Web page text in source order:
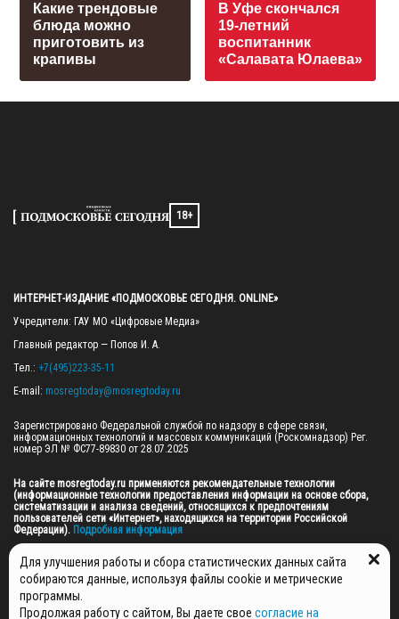
Какие трендовые
блюда можно
приготовить из
крапивы
В Уфе скончался
19-летний
воспитанник
«Салавата Юлаева»
18+
ИНТЕРНЕТ-ИЗДАНИЕ «ПОДМОСКОВЬЕ СЕГОДНЯ. ONLINE»
Учредители: ГАУ МО «Цифровые Медиа»
Главный редактор — Попов И. А.
Тел.: +7(495)223-35-11
E-mail: mosregtoday@mosregtoday.ru
Зарегистрировано Федеральной службой по надзору в сфере связи,
информационных технологий и массовых коммуникаций (Роскомнадзор) Рег.
номер ЭЛ № ФС77-89830 от 28.07.2025
На сайте mosregtoday.ru применяются рекомендательные технологии
(информационные технологии предоставления информации на основе сбора,
систематизации и анализа сведений, относящихся к предпочтениям
пользователей сети «Интернет», находящихся на территории Российской
Федерации). Подробная информация
© 2026 ПРАВА НА ВСЕ МАТЕРИАЛЫ САЙТА ПРИНАДЛЕЖАТ ГАУ МО "ЦИФРОВЫЕ
МЕДИА" (ОГРН: 1255000059467).
Для улучшения работы и сбора статистических данных сайта
собираются данные, используя файлы cookie и метрические
программы.
Продолжая работу с сайтом, Вы даете свое согласие на